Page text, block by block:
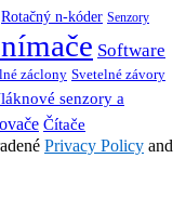
Rotačný n-kóder Senzory
Software
záclony Svetelné závory
senzory a
Čítače
Privacy Policy and